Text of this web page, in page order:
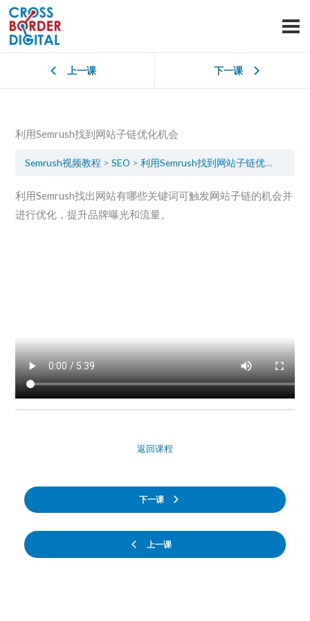
上一课 下一课
利用Semrush找到网站子链优化机会
Semrush视频教程 SEO 利用Semrush找到网站子链优化机会
利用Semrush找出网站有哪些关键词可触发网站子链的机会并
进行优化，提升品牌曝光和流量。
上一课
返回课程
下一课